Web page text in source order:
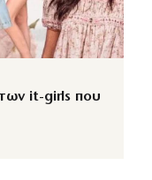
it-girls που